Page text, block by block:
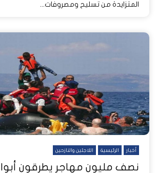
المتزايدة من تسليح ومصروفات...
أخبار الرئيسية اللاجئين والنازحين
نصف مليون مهاجر يطرقون